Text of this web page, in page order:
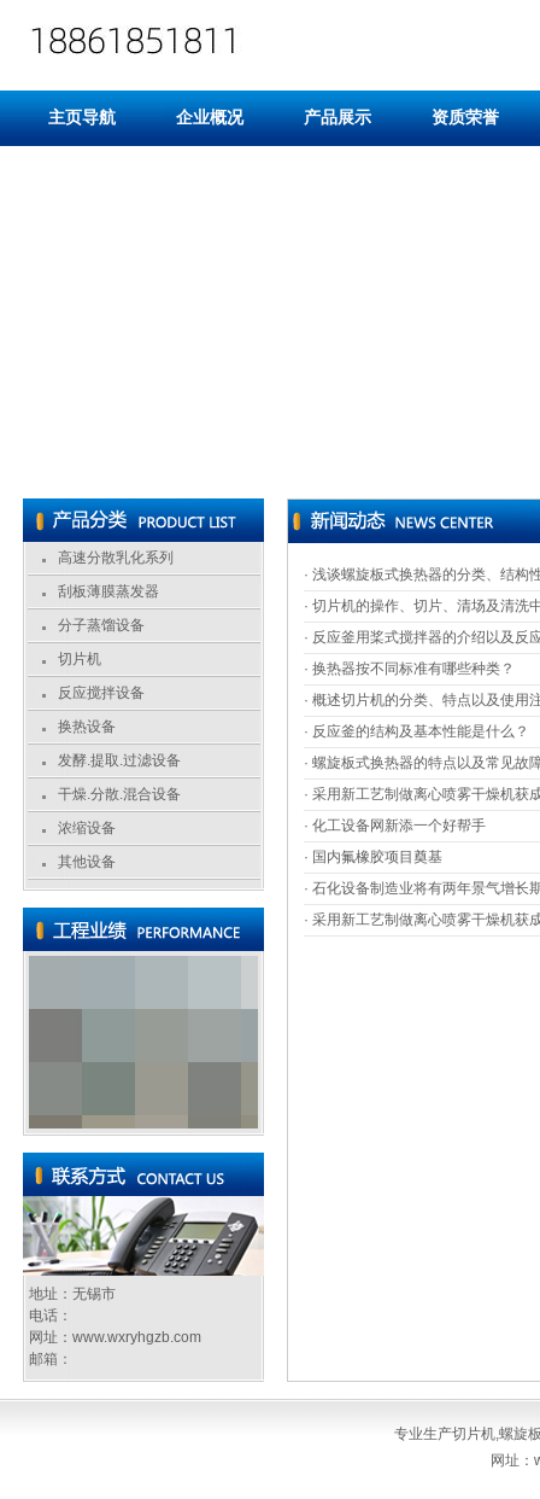
主页导航 企业概况 产品展示 资质荣誉
高速分散乳化系列
刮板薄膜蒸发器
分子蒸馏设备
切片机
反应搅拌设备
换热设备
发酵.提取.过滤设备
干燥.分散.混合设备
浓缩设备
其他设备
地址：无锡市
电话：
网址： www.wxryhgzb.com
邮箱：
· 浅谈螺旋板式换热器的分类、结构
· 切片机的操作、切片、清场及清洗
· 反应釜用桨式搅拌器的介绍以及反
· 换热器按不同标准有哪些种类？
· 概述切片机的分类、特点以及使用
· 反应釜的结构及基本性能是什么？
· 螺旋板式换热器的特点以及常见故
· 采用新工艺制做离心喷雾干燥机获
· 化工设备网新添一个好帮手
· 国内氟橡胶项目奠基
· 石化设备制造业将有两年景气增长
· 采用新工艺制做离心喷雾干燥机获
专业生产切片机,螺旋
网址